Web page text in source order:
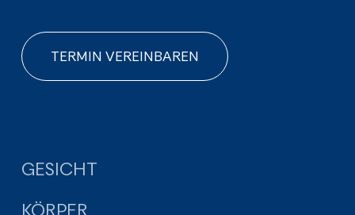
TERMIN VEREINBAREN
GESICHT